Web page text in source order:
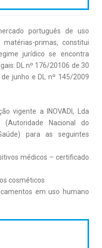
português de uso
primas, constitui
jurídico se encontra
DL nº 176/20106 de 30
junho e DL nº 145/2009
vigente a INOVADI, Lda
Nacional do
para as seguintes
médicos – certificado
cosméticos
em uso humano